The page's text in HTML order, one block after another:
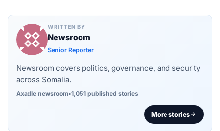
WRITTEN BY
Newsroom
Senior Reporter
Newsroom covers politics, governance, and security
across Somalia.
Axadle newsroom•1,051 published stories
More stories